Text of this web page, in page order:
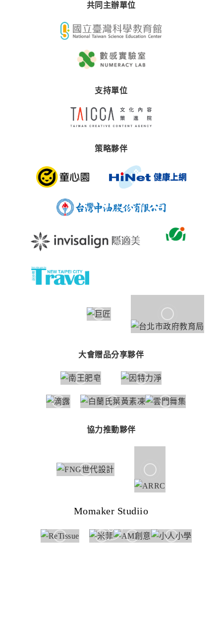
共同主辦單位
支持單位
策略夥伴
大會贈品分享夥伴
協力推動夥伴
Momaker Studiio